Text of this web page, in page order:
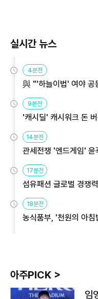
실시간 뉴스
4분전
與 "'하늘이법' 여야 공
9분전
'캐시딜' 캐시워크 돈
14분전
관세전쟁 '엔드게임'
17분전
섬유패션 글로벌 경쟁
18분전
농식품부, '천원의 아
아주PICK >
임